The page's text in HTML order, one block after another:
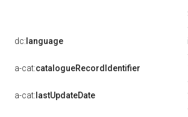
dc: language
a-cat:catalogueRecordIdentifier
a-cat: lastUpdateDate